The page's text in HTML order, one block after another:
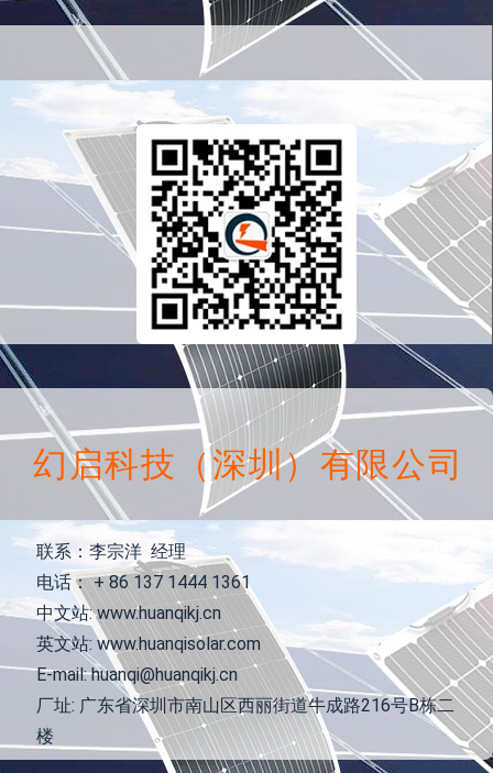
幻启科技（深圳）有限公司
联系：李宗洋 经理
电话： + 86 137 1444 1361
中文站: www.huanqikj.cn
英文站: www.huanqisolar.com
E-mail: huanqi@huanqikj.cn
厂址: 广东省深圳市南山区西丽街道牛成路216号B栋二
楼